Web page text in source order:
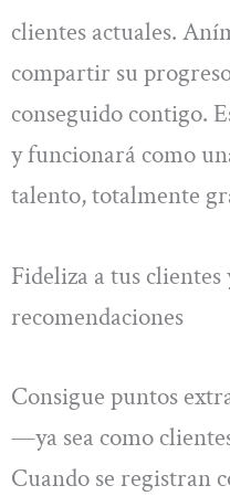
clientes actuales.
compartir su
conseguido contigo.
y funcionará como
talento, totalmente
Fideliza a tus clientes
recomendaciones
Consigue puntos
—ya sea como
Cuando se registran